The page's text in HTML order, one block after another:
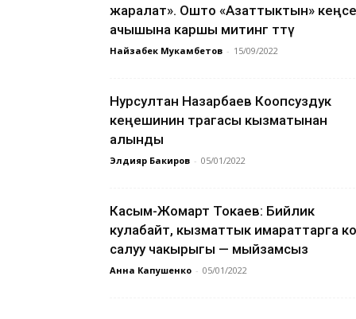
жаралат». Ошто «Азаттыктын» кеңсе
ачышына каршы митинг өттү
Найзабек Мукамбетов - 15/09/2022
Нурсултан Назарбаев Коопсуздук
кеңешинин төрагасы кызматынан
алынды
Элдияр Бакиров - 05/01/2022
Касым-Жомарт Токаев: Бийлик
кулабайт, кызматтык имараттарга
салуу чакырыгы — мыйзамсыз
Анна Капушенко - 05/01/2022